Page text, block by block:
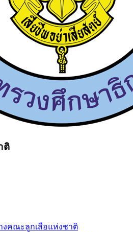
ติ
งคณะลูกเสือแห่งชาติ